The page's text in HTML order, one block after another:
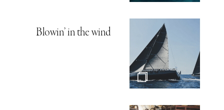
Blowin’ in the wind